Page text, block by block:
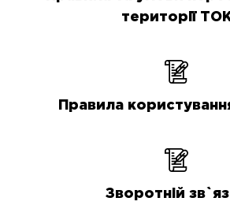
території
Правила
Зворотній